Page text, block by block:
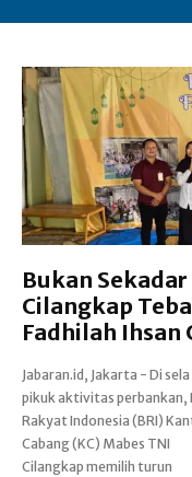
Bukan
Cilangkap
Fadhilah Ihsan
Jabaran.id, Jakarta - Di
pikuk aktivitas perbankan,
Rakyat Indonesia (BRI)
Cabang (KC) Mabes TNI
Cilangkap memilih turun
mereka kembali hadir
25 paket sembako
penghuni Yayasan Fadhilah
Cipayung. Bagi BRI, ini bukan